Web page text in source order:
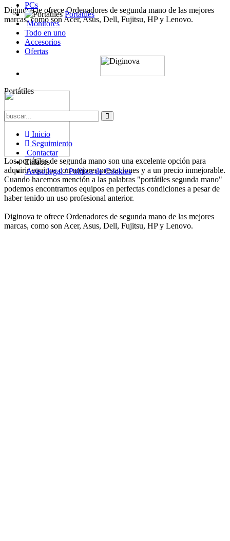
Diginova te ofrece Ordenadores de segunda mano de las mejores
marcas, como son Acer, Asus, Dell, Fujitsu, HP y Lenovo.
PCs
Portátiles
Monitores
Todo en uno
Accesorios
Ofertas
Portátiles
Los portátiles de segunda mano son una excelente opción para
adquirir equipos con mejores prestaciones y a un precio inmejorable.
Cuando hacemos mención a las palabras "portátiles segunda mano"
podemos encontrarnos equipos en perfectas condiciones a pesar de
haber tenido un uso profesional anterior.
Diginova te ofrece Ordenadores de segunda mano de las mejores
marcas, como son Acer, Asus, Dell, Fujitsu, HP y Lenovo.
Inicio
Seguimiento
Contactar
Enlaces
Aviso legal / Política de Cookies